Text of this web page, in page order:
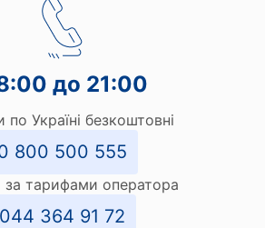
до 21:00
по Україні безкоштовні
800 500 555
за тарифами оператора
044 364 91 72